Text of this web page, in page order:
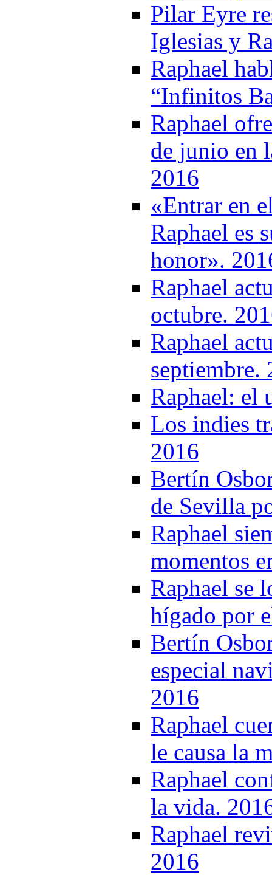
Pilar Eyre
Iglesias y
Raphael
“Infinitos
Raphael
de junio en
2016
«Entrar en
Raphael es
honor».
Raphael
octubre.
Raphael
septiembre.
Raphael: el
Los indies
2016
Bertín
de Sevilla
Raphael
momentos
Raphael se
hígado por
Bertín
especial
2016
Raphael
le causa la
Raphael
la vida.
Raphael
2016